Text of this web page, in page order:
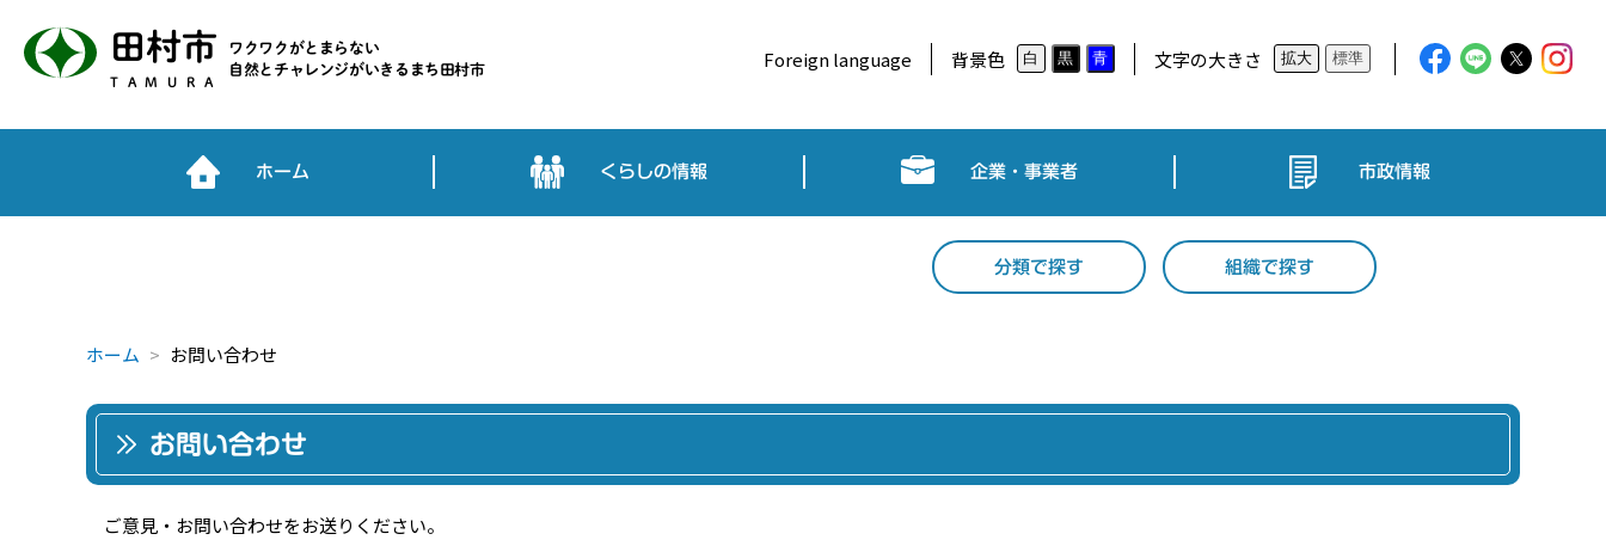
田村市
TAMURA
ワクワクがとまらない
自然とチャレンジがいきるまち田村市
Foreign language 背景色 白 黒 青 文字の大きさ 拡大 標準
ホーム くらしの情報 企業・事業者 市政情報
分類で探す 組織で探す
ホーム お問い合わせ
お問い合わせ
ご意見・お問い合わせをお送りください。